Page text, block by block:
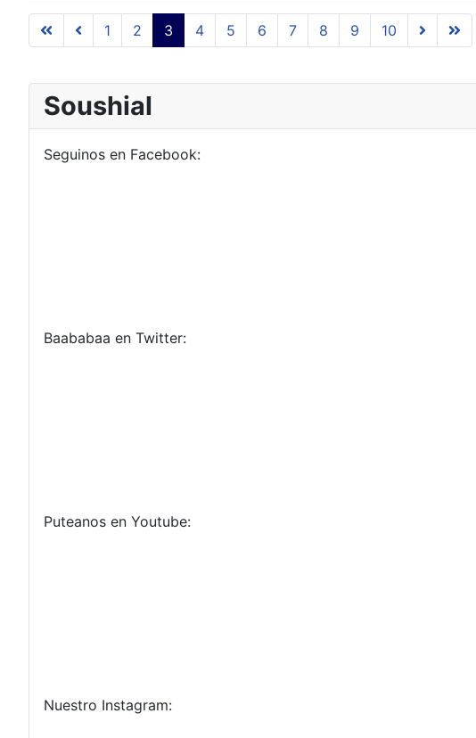
Tabla de artículos
1 2 3 4 5 6 7 8 9 10
Soushial
Seguinos en Facebook:
Baababaa en Twitter:
Puteanos en Youtube:
Nuestro Instagram: